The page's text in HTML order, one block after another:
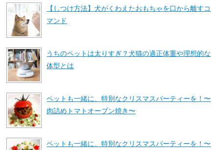
【しつけ方法】犬がくわえたおもちゃを口から離すコ
マンド
うちのペットは太りすぎ？犬猫の適正体重や理想的な
体型とは
ペットも一緒に、特別なクリスマスパーティーを！〜
肉詰めトマトオーブン焼き〜
ペットも一緒に、特別なクリスマスパーティーを！〜